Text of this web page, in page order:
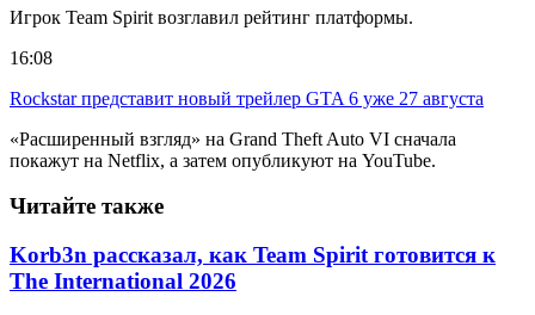
Игрок Team Spirit возглавил рейтинг платформы.
16:08
Rockstar представит новый трейлер GTA 6 уже 27 августа
«Расширенный взгляд» на Grand Theft Auto VI сначала
покажут на Netflix, а затем опубликуют на YouTube.
Читайте также
Korb3n рассказал, как Team Spirit готовится к
The International 2026